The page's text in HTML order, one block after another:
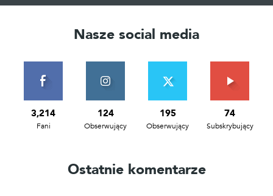
Nasze social media
3,214
Fani
124
Obserwujący
195
Obserwujący
74
Subskrybujący
Ostatnie komentarze